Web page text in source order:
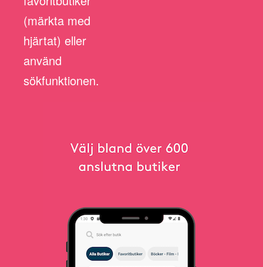
(märkta med
hjärtat) eller
använd
sökfunktionen.